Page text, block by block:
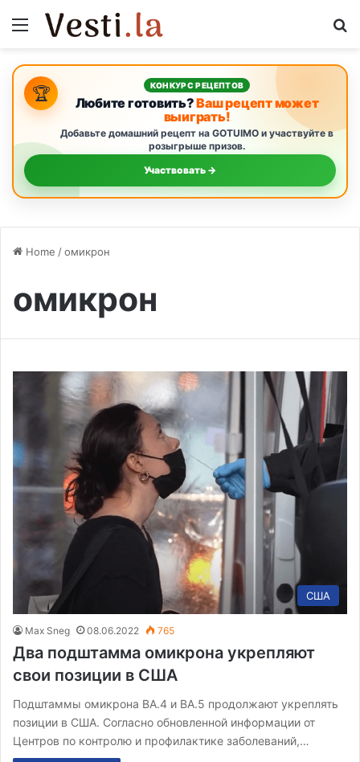
Menu
🏆 КОНКУРС РЕЦЕПТОВ
Любите готовить?Ваш рецепт может
выиграть!
Добавьте домашний рецепт на GOTUIMO и участвуйте в
розыгрыше призов.
Участвовать →
Home /омикрон
омикрон
США
Max Sneg 08.06.2022 765
Два подштамма омикрона укрепляют
свои позиции в США
Подштаммы омикрона BA.4 и BA.5 продолжают укреплять
позиции в США. Согласно обновленной информации от
Центров по контролю и профилактике заболеваний,…